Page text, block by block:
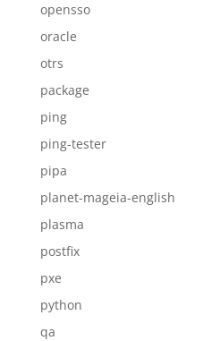
opensso
oracle
otrs
package
ping
ping-tester
pipa
planet-mageia-english
plasma
postfix
pxe
python
qa